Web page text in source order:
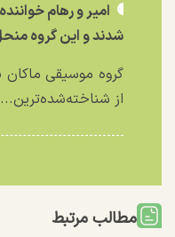
امیر و رهام
شدند و این گروه
گروه موسیقی
از شناخته‌شده‌ترین...
مطالب مرتبط